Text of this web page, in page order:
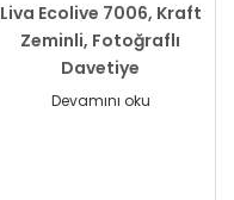
Liva Ecolive 7006, Kraft
Zeminli, Fotoğraflı
Davetiye
Devamını oku